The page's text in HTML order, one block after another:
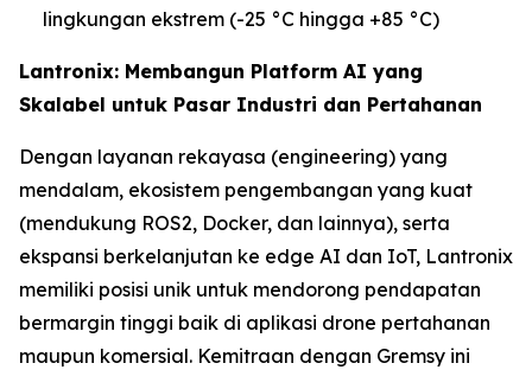
lingkungan ekstrem (-25 °C hingga +85 °C)
Lantronix: Membangun Platform AI yang
Skalabel untuk Pasar Industri dan Pertahanan
Dengan layanan rekayasa (engineering) yang
mendalam, ekosistem pengembangan yang kuat
(mendukung ROS2, Docker, dan lainnya), serta
ekspansi berkelanjutan ke edge AI dan IoT, Lantronix
memiliki posisi unik untuk mendorong pendapatan
bermargin tinggi baik di aplikasi drone pertahanan
maupun komersial. Kemitraan dengan Gremsy ini